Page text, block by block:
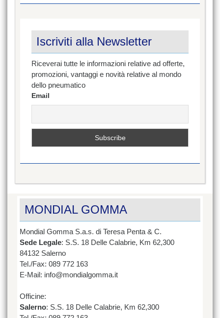
Iscriviti alla Newsletter
Riceverai tutte le informazioni relative ad offerte,
promozioni, vantaggi e novità relative al mondo
dello pneumatico
Email
MONDIAL GOMMA
Mondial Gomma S.a.s. di Teresa Penta & C.
Sede Legale: S.S. 18 Delle Calabrie, Km 62,300
84132 Salerno
Tel./Fax: 089 772 163
E-Mail: info@mondialgomma.it
Officine:
Salerno: S.S. 18 Delle Calabrie, Km 62,300